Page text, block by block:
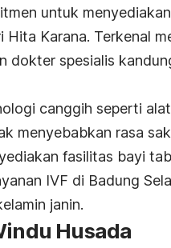
untuk
Karana. Terkenal
dokter spesialis
canggih seperti
menyebabkan rasa
fasilitas bayi
IVF di Badung
janin.
Husada